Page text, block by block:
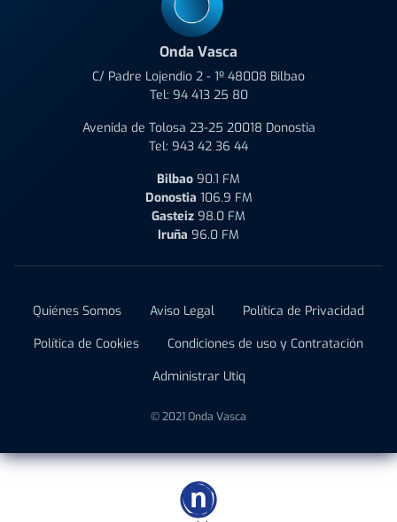
Onda Vasca
C/ Padre Lojendio 2 - 1º 48008 Bilbao
Tel: 94 413 25 80
Avenida de Tolosa 23-25 20018 Donostia
Tel: 943 42 36 44
Bilbao 90.1 FM
Donostia 106.9 FM
Gasteiz 98.0 FM
Iruña 96.0 FM
Quiénes Somos Aviso Legal
Política de Privacidad
Política de Cookies
Condiciones de uso y Contratación
Administrar Utiq
© 2021 Onda Vasca